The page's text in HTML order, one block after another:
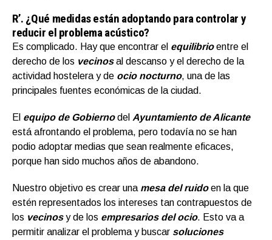
R’. ¿Qué medidas están adoptando para controlar y
reducir el problema acústico?
Es complicado. Hay que encontrar el equilibrioentre el
derecho de los vecinosal descanso y el derecho de la
actividad hostelera y de ocio nocturno, una de las
principales fuentes económicas de la ciudad.
El equipo de Gobiernodel Ayuntamiento de Alicante
está afrontando el problema, pero todavía no se han
podio adoptar medias que sean realmente eficaces,
porque han sido muchos años de abandono.
Nuestro objetivo es crear una mesa del ruidoen la que
estén representados los intereses tan contrapuestos de
los vecinosy de los empresarios del ocio. Esto va a
permitir analizar el problema y buscar soluciones